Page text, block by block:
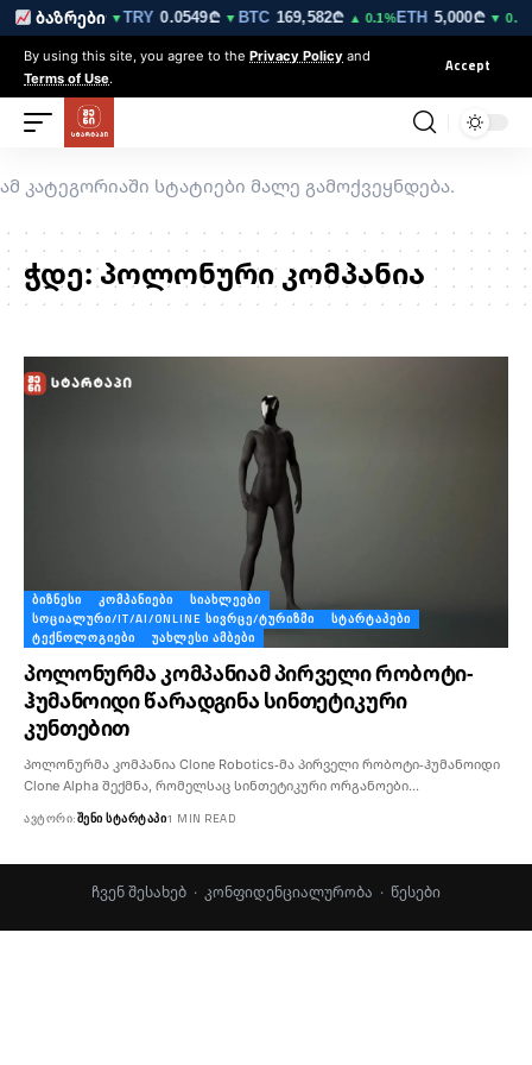
ბაზრები
GBP3.5216₾ ▼TRY 0.0549₾ ▼ BTC169,582₾ ▲ 0.1%ETH5,000₾ ▼
By using this site, you agree to the Privacy Policy and
Terms of Use.
Accept
ამ კატეგორიაში სტატიები მალე გამოქვეყნდება.
ჭდე:პოლონური კომპანია
ᲑᲘᲖᲜᲔᲡᲘ ᲙᲝᲛᲞᲐᲜᲘᲔᲑᲘ
ᲡᲘᲐᲮᲚᲔᲔᲑᲘ
ᲡᲝᲪᲘᲐᲚᲣᲠᲘ/IT/AI/ONLINE ᲡᲘᲕᲠᲪᲔ/ᲢᲣᲠᲘᲖᲛᲘ
ᲡᲢᲐᲠᲢᲐᲞᲔᲑᲘ
ᲢᲔᲥᲜᲝᲚᲝᲒᲘᲔᲑᲘ
ᲣᲐᲮᲚᲔᲡᲘ ᲐᲛᲑᲔᲑᲘ
პოლონურმა კომპანიამ პირველი რობოტი-
ჰუმანოიდი წარადგინა სინთეტიკური
კუნთებით
პოლონურმა კომპანია Clone Robotics-მა პირველი რობოტი-ჰუმანოიდი
Clone Alpha შექმნა, რომელსაც სინთეტიკური ორგანოები…
ᲐᲕᲢᲝᲠᲘ:ᲨᲔᲜᲘ ᲡᲢᲐᲠᲢᲐᲞᲘ1 MIN READ
ჩვენ შესახებ · კონფიდენციალურობა · წესები